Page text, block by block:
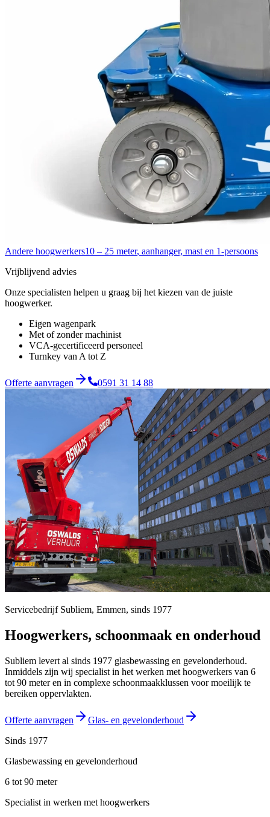
Andere hoogwerkers10 – 25 meter, aanhanger, mast en 1-persoons
Vrijblijvend advies
Onze specialisten helpen u graag bij het kiezen van de juiste
hoogwerker.
Eigen wagenpark
Met of zonder machinist
VCA-gecertificeerd personeel
Turnkey van A tot Z
Offerte aanvragen 0591 31 14 88
Servicebedrijf Subliem, Emmen, sinds 1977
Hoogwerkers, schoonmaak en onderhoud
Subliem levert al sinds 1977 glasbewassing en gevelonderhoud.
Inmiddels zijn wij specialist in het werken met hoogwerkers van 6
tot 90 meter en in complexe schoonmaakklussen voor moeilijk te
bereiken oppervlakten.
Offerte aanvragen
Glas- en gevelonderhoud
Sinds 1977
Glasbewassing en gevelonderhoud
6 tot 90 meter
Specialist in werken met hoogwerkers